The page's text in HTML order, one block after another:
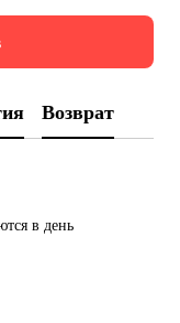
Возврат
в день